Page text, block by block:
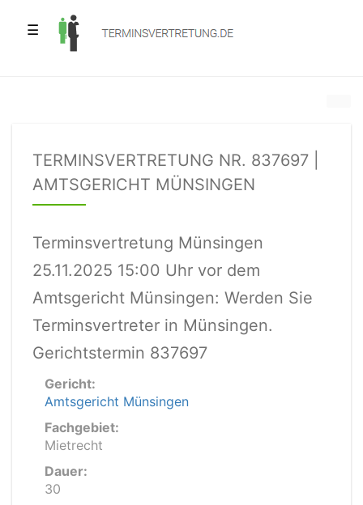
☰
TERMINSVERTRETUNG NR. 837697 |
AMTSGERICHT MÜNSINGEN
Terminsvertretung Münsingen
25.11.2025 15:00 Uhr vor dem
Amtsgericht Münsingen: Werden Sie
Terminsvertreter in Münsingen.
Gerichtstermin 837697
Gericht:
Amtsgericht Münsingen
Fachgebiet:
Mietrecht
Dauer:
30